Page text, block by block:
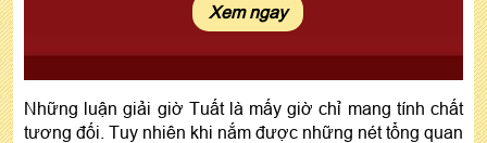
Xem ngay
Những luận giải giờ Tuất là mấy giờ chỉ mang tính chất
tương đối. Tuy nhiên khi nắm được những nét tổng quan